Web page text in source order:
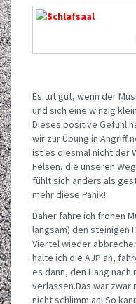
Es tut gut, wenn der
und sich eine winzig
Dieses positive Gefühl
wir zur Übung in Angriff
ist es diesmal nicht der
Felsen, die unseren
fühlt sich anders als
mehr diese Panik!
Daher fahre ich frohen
langsam) den steinigen
Viertel wieder
halte ich die AJP an,
es dann, den Hang
verlassen.Das war
nicht schlimm an! So